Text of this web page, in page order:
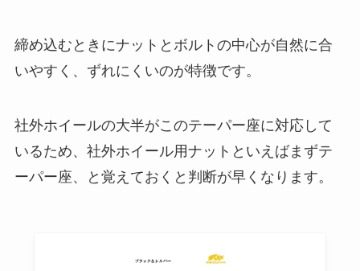
締め込むときにナットとボルトの中心が自然に合
いやすく、ずれにくいのが特徴です。
社外ホイールの大半がこのテーパー座に対応して
いるため、社外ホイール用ナットといえばまずテ
ーパー座、と覚えておくと判断が早くなります。